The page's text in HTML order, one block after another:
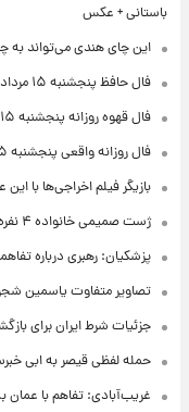
باستانی + عکس
این چای هندی می‌تواند
فال حافظ پنجشنبه ۱۵ مرداد ماه ۱۴۰۵
فال قهوه روزانه پنجشنبه ۱۵ مرداد ماه ۱۴۰۵
فال روزانه واقعی پنجشنبه ۱۵ مرداد ۱۴۰۵
بازیگر فیلم اخراجی‌ها با
ژست صمیمی خانواده ۴ نفره شیلا خداداد پربازدید شد + عکس
پزشکیان: رهبری درباره
تصاویر متفاوت یاسمین
جزئیات شرط ایران برای
حمله لفظی قیصر به ابی
غریب‌آبادی: تفاهم با عمان